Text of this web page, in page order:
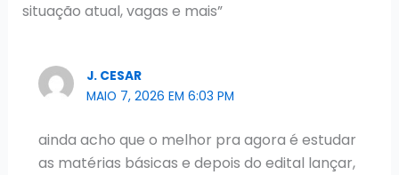
situação atual, vagas e mais”
J. CESAR
MAIO 7, 2026 EM 6:03 PM
ainda acho que o melhor pra agora é estudar
as matérias básicas e depois do edital lançar,